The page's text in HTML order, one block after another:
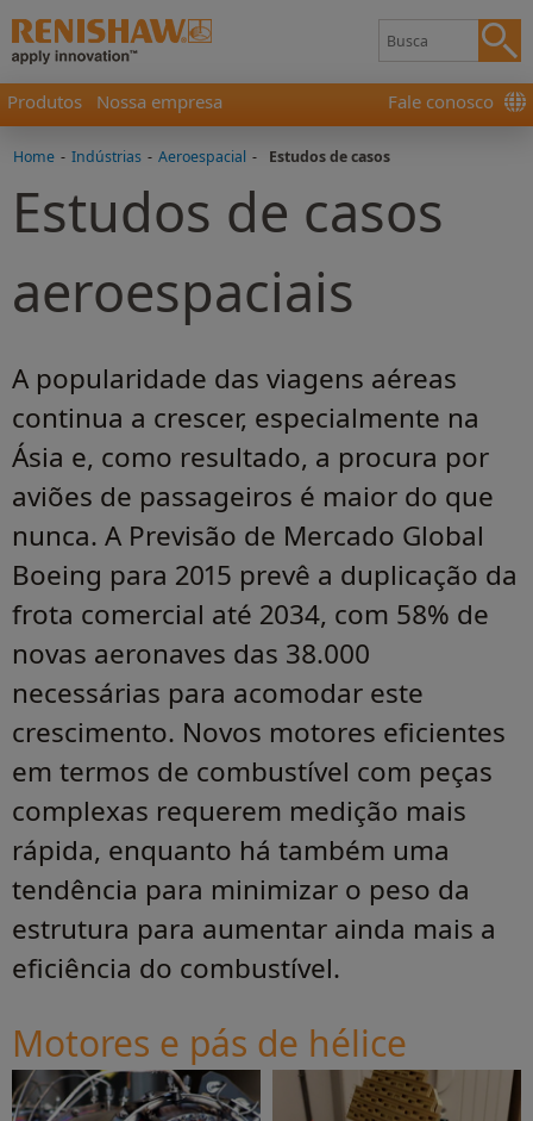
Produtos Nossa empresa Fale conosco
Home - Indústrias - Aeroespacial - Estudos de casos
Estudos de casos
aeroespaciais
A popularidade das viagens aéreas
continua a crescer, especialmente na
Ásia e, como resultado, a procura por
aviões de passageiros é maior do que
nunca. A Previsão de Mercado Global
Boeing para 2015 prevê a duplicação da
frota comercial até 2034, com 58% de
novas aeronaves das 38.000
necessárias para acomodar este
crescimento. Novos motores eficientes
em termos de combustível com peças
complexas requerem medição mais
rápida, enquanto há também uma
tendência para minimizar o peso da
estrutura para aumentar ainda mais a
eficiência do combustível.
Motores e pás de hélice